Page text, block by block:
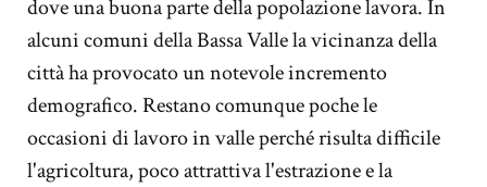
dove una buona parte della popolazione lavora. In
alcuni comuni della Bassa Valle la vicinanza della
città ha provocato un notevole incremento
demografico. Restano comunque poche le
occasioni di lavoro in valle perché risulta difficile
l'agricoltura, poco attrattiva l'estrazione e la